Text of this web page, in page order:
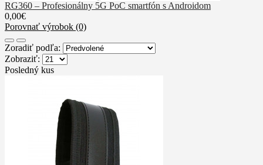
RG360 – Profesionálny 5G PoC smartfón s Androidom
0,00€
Porovnať výrobok (0)
Zoradiť podľa:
Zobraziť:
Posledný kus